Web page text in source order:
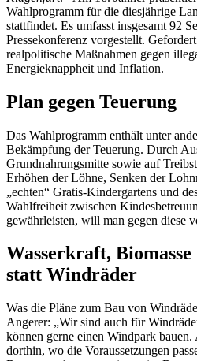
Wahlprogramm für die diesjährige
stattfindet. Es umfasst insgesamt 92
Pressekonferenz vorgestellt.
realpolitische Maßnahmen gegen
Energieknappheit und Inflation.
Plan gegen Teuerung
Das Wahlprogramm enthält unter
Bekämpfung der Teuerung. Durch
Grundnahrungsmitte sowie auf
Erhöhen der Löhne, Senken der
„echten“ Gratis-Kindergartens und
Wahlfreiheit zwischen
gewährleisten, will man gegen diese
Wasserkraft,
statt Windräder
Was die Pläne zum Bau von
Angerer: „Wir sind auch für
können gerne einen Windpark
dorthin, wo die Voraussetzungen